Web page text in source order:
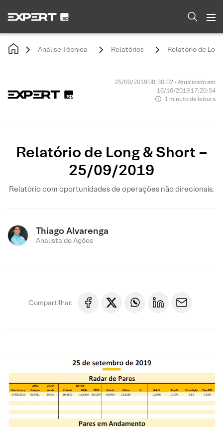
Análise Técnica Relatórios Relatório de
25/09/2019 08:30:02 • Atualizado em
16/10/2019 17:20:54
1 minuto de leitura
Relatório de Long & Short –
25/09/2019
Relatório com oportunidades de operações não direcionais.
Thiago Alvarenga
Analista de Ações
Compartilhar: